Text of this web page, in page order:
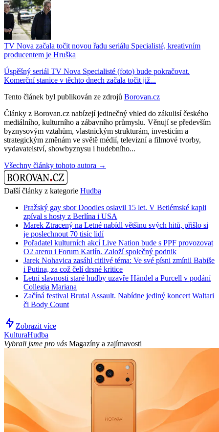
TV Nova začala točit novou řadu seriálu Specialisté, kreativním
producentem je Hruška
Úspěšný seriál TV Nova Specialisté (foto) bude pokračovat.
Komerční stanice v těchto dnech začala točit již...
Tento článek byl publikován ze zdrojů Borovan.cz
Články z Borovan.cz nabízejí jedinečný vhled do zákulisí českého
mediálního, kulturního a zábavního průmyslu. Věnují se především
byznysovým vztahům, vlastnickým strukturám, investicím a
strategickým změnám ve světě médií, televizní a filmové tvorby,
vydavatelství, showbyznysu i hudebního...
Všechny články tohoto autora →
Další články z kategorie Hudba
Pražský gay sbor Doodles oslavil 15 let. V Betlémské kapli
zpíval s hosty z Berlína i USA
Marek Ztracený na Letné nabídl většinu svých hitů, přišlo si
je poslechnout 70 tisíc lidí
Pořadatel kulturních akcí Live Nation bude s PPF provozovat
O2 arenu i Forum Karlín. Založí společný podnik
Jarek Nohavica zasáhl citlivé téma: Ve své písni zmínil Babiše
i Putina, za což čelí drsné kritice
Letní slavnosti staré hudby uzavře Händel a Purcell v podání
Collegia Mariana
Začíná festival Brutal Assault. Nabídne jediný koncert Waltari
či Body Count
Zobrazit více
KulturaHudba
Vybrali jsme pro vás Magazíny a zajímavosti